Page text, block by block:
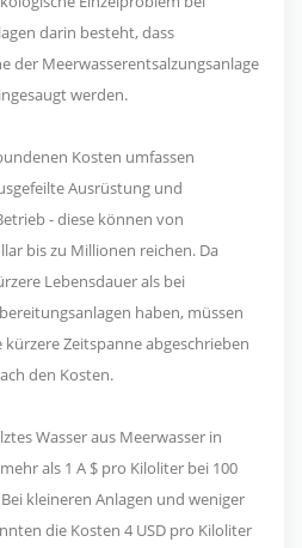
darin besteht, dass
der Meerwasserentsalzungsanlage
werden.
Kosten umfassen
Ausrüstung und
- diese können von
bis zu Millionen reichen. Da
Lebensdauer als bei
haben, müssen
Zeitspanne abgeschrieben
den Kosten.
Wasser aus Meerwasser in
als 1 A $ pro Kiloliter bei 100
kleineren Anlagen und weniger
die Kosten 4 USD pro Kiloliter